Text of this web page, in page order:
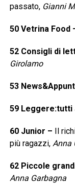
passato, Gianni
50 Vetrina Food
52 Consigli di
Girolamo
53
59 Leggere:tutti
60 Junior –
Il
più ragazzi, Anna
62 Piccole
Anna Garbagna